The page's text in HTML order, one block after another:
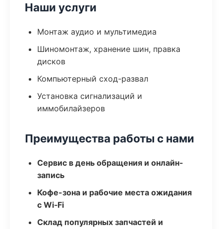
Наши услуги
Монтаж аудио и мультимедиа
Шиномонтаж, хранение шин, правка
дисков
Компьютерный сход-развал
Установка сигнализаций и
иммобилайзеров
Преимущества работы с нами
Сервис в день обращения и онлайн-
запись
Кофе-зона и рабочие места ожидания
с Wi‑Fi
Склад популярных запчастей и